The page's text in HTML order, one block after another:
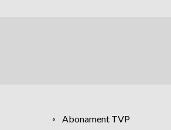
Abonament TVP